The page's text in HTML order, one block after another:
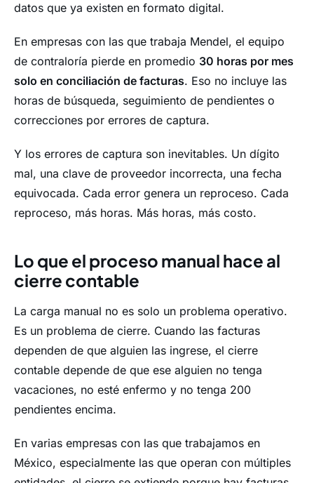
datos que ya existen en formato digital.
En empresas con las que trabaja Mendel, el equipo
de contraloría pierde en promedio 30 horas por mes
solo en conciliación de facturas. Eso no incluye las
horas de búsqueda, seguimiento de pendientes o
correcciones por errores de captura.
Y los errores de captura son inevitables. Un dígito
mal, una clave de proveedor incorrecta, una fecha
equivocada. Cada error genera un reproceso. Cada
reproceso, más horas. Más horas, más costo.
Lo que el proceso manual hace al
cierre contable
La carga manual no es solo un problema operativo.
Es un problema de cierre. Cuando las facturas
dependen de que alguien las ingrese, el cierre
contable depende de que ese alguien no tenga
vacaciones, no esté enfermo y no tenga 200
pendientes encima.
En varias empresas con las que trabajamos en
México, especialmente las que operan con múltiples